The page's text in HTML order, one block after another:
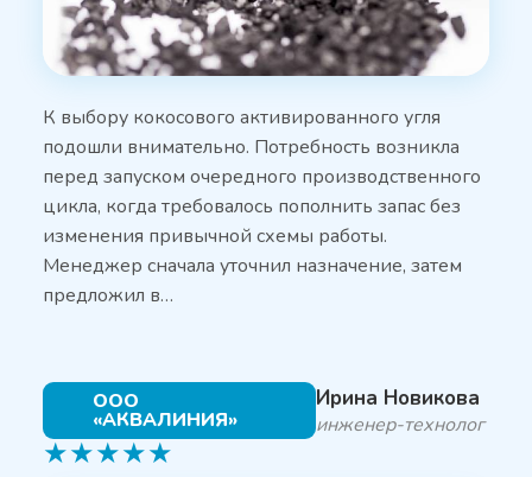
К выбору кокосового активированного угля
подошли внимательно. Потребность возникла
перед запуском очередного производственного
цикла, когда требовалось пополнить запас без
изменения привычной схемы работы.
Менеджер сначала уточнил назначение, затем
предложил в…
ООО
«АКВАЛИНИЯ»
Ирина Новикова
инженер-технолог
★★★★★